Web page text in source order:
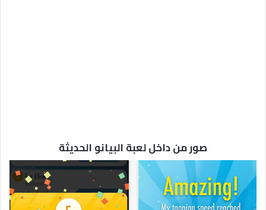
صور من داخل لعبة البيانو الحديثة